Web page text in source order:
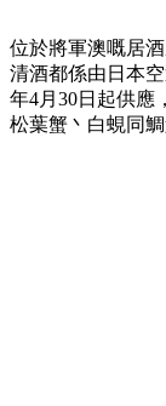
位於將軍澳嘅居
清酒都係由日本
年4月30日起供應
松葉蟹丶白蜆同鯛